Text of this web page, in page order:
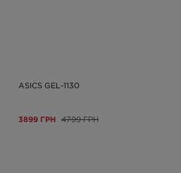
ASICS GEL-1130
3899 ГРН 4799 ГРН